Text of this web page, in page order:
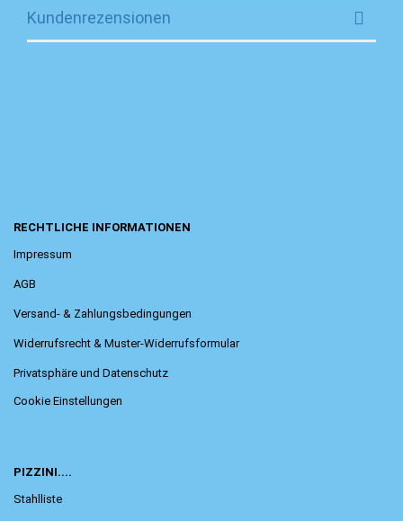
Kundenrezensionen
RECHTLICHE INFORMATIONEN
Impressum
AGB
Versand- & Zahlungsbedingungen
Widerrufsrecht & Muster-Widerrufsformular
Privatsphäre und Datenschutz
Cookie Einstellungen
PIZZINI....
Stahlliste